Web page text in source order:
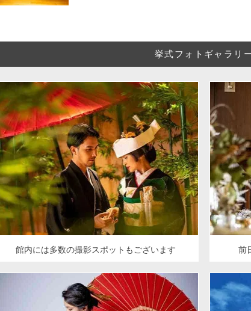
挙式フォトギャラリ
館内には多数の撮影スポットもございます 前